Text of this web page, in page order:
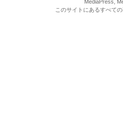
MediaPress,
このサイトにあるすべて